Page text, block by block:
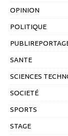
OPINION
POLITIQUE
SANTE
SCIENCES
SOCIETÉ
SPORTS
STAGE